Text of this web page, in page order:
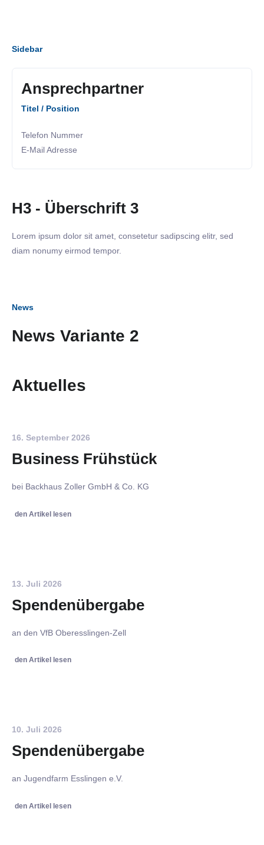
Sidebar
Ansprechpartner
Titel / Position
Telefon Nummer
E-Mail Adresse
H3 - Überschrift 3
Lorem ipsum dolor sit amet, consetetur sadipscing elitr, sed
diam nonumy eirmod tempor.
News
News Variante 2
Aktuelles
16. September 2026
Business Frühstück
bei Backhaus Zoller GmbH & Co. KG
den Artikel lesen
13. Juli 2026
Spendenübergabe
an den VfB Oberesslingen-Zell
den Artikel lesen
10. Juli 2026
Spendenübergabe
an Jugendfarm Esslingen e.V.
den Artikel lesen